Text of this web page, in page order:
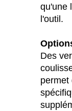
qu'une
l'outil.
Des
permet